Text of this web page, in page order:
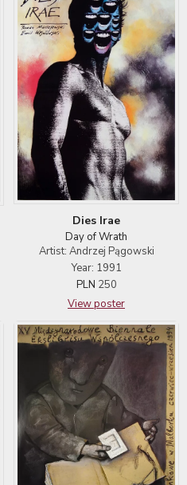
Dies Irae
Day of Wrath
Artist: Andrzej Pągowski
Year: 1991
PLN 250
View poster